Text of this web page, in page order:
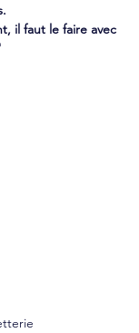
il faut le faire avec